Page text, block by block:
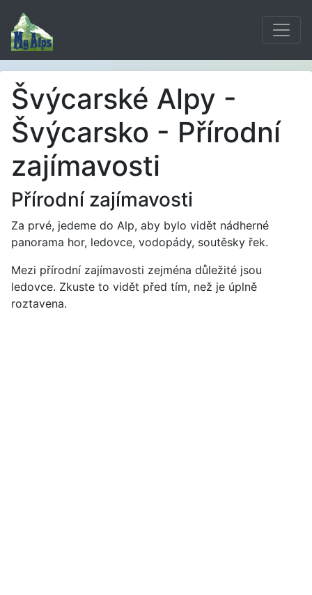
Švýcarské Alpy -
Švýcarsko - Přírodní
zajímavosti
Přírodní zajímavosti
Za prvé, jedeme do Alp, aby bylo vidět nádherné
panorama hor, ledovce, vodopády, soutěsky řek.
Mezi přírodní zajímavosti zejména důležité jsou
ledovce. Zkuste to vidět před tím, než je úplně
roztavena.